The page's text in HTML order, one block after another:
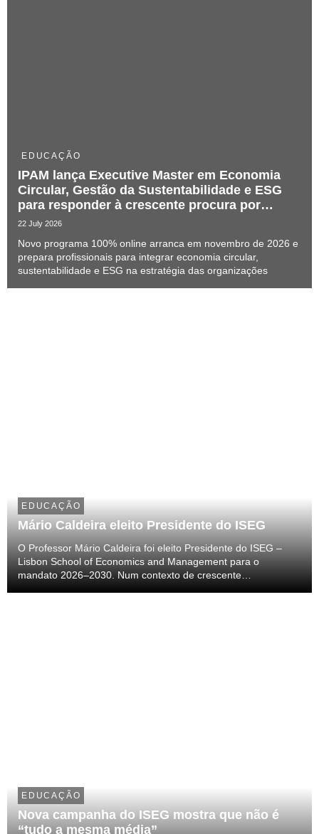
EDUCAÇÃO
IPAM lança Executive Master em Economia
Circular, Gestão da Sustentabilidade e ESG
para responder à crescente procura por
talento especializado
22 July 2026
Novo programa 100% online arranca em novembro de 2026 e
prepara profissionais para integrar economia circular,
sustentabilidade e ESG na estratégia das organizações
EDUCAÇÃO
Mário Caldeira eleito Presidente do ISEG
O Professor Mário Caldeira foi eleito Presidente do ISEG –
Lisbon School of Economics and Management para o
mandato 2026–2030. Num contexto de crescente
EDUCAÇÃO
Nova campanha do ISEG mostra que não é
“tudo a mesma média”